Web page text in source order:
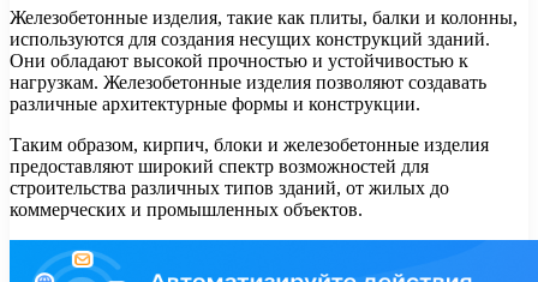
Железобетонные изделия, такие как плиты, балки и колонны,
используются для создания несущих конструкций зданий.
Они обладают высокой прочностью и устойчивостью к
нагрузкам. Железобетонные изделия позволяют создавать
различные архитектурные формы и конструкции.
Таким образом, кирпич, блоки и железобетонные изделия
предоставляют широкий спектр возможностей для
строительства различных типов зданий, от жилых до
коммерческих и промышленных объектов.